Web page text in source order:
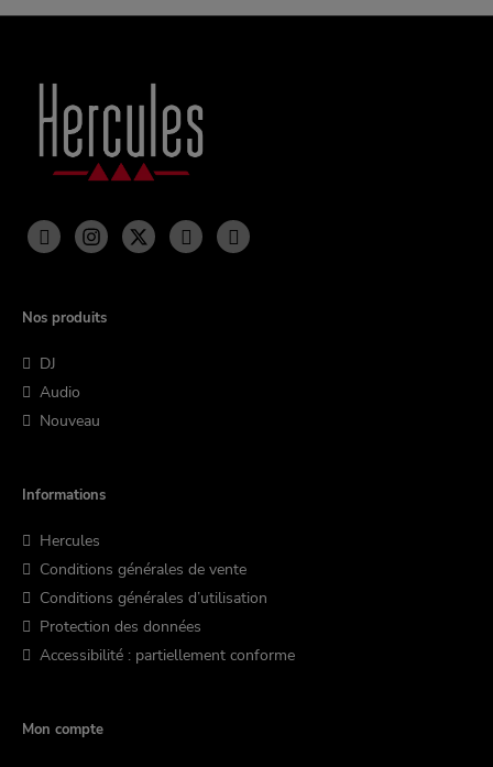
Nos produits
DJ
Audio
Nouveau
Informations
Hercules
Conditions générales de vente
Conditions générales d’utilisation
Protection des données
Accessibilité : partiellement conforme
Mon compte